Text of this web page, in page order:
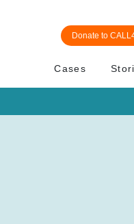
Donate to
Cases